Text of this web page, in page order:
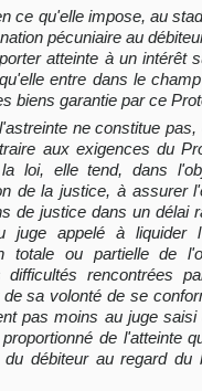
ce qu'elle impose, au
pécuniaire au
atteinte à un intérêt
entre dans le
biens garantie par ce
ne constitue pas,
aux exigences du
loi, elle tend, dans
de la justice, à assurer
de justice dans un délai
juge appelé à liquider
totale ou partielle de
difficultés rencontrées
sa volonté de se
pas moins au juge saisi
de l'atteinte
du débiteur au regard du